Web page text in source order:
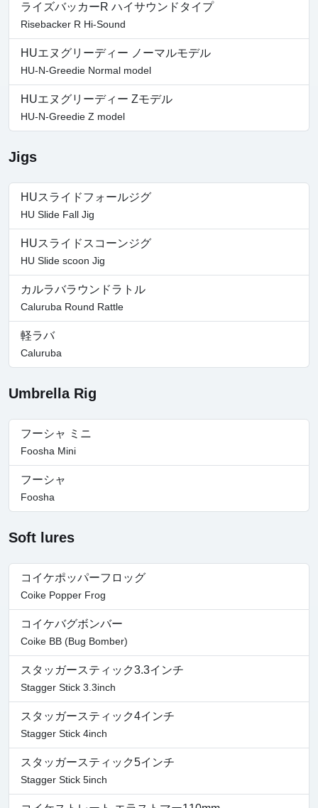
ライズバッカーR ハイサウンドタイプ
Risebacker R Hi-Sound
HUエヌグリーディー ノーマルモデル
HU-N-Greedie Normal model
HUエヌグリーディー Zモデル
HU-N-Greedie Z model
Jigs
HUスライドフォールジグ
HU Slide Fall Jig
HUスライドスコーンジグ
HU Slide scoon Jig
カルラバラウンドラトル
Caluruba Round Rattle
軽ラバ
Caluruba
Umbrella Rig
フーシャ ミニ
Foosha Mini
フーシャ
Foosha
Soft lures
コイケポッパーフロッグ
Coike Popper Frog
コイケバグボンバー
Coike BB (Bug Bomber)
スタッガースティック3.3インチ
Stagger Stick 3.3inch
スタッガースティック4インチ
Stagger Stick 4inch
スタッガースティック5インチ
Stagger Stick 5inch